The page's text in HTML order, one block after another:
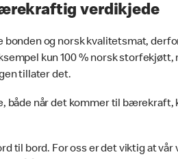
verdikjede
bonden og norsk kvalitetsmat,
kun 100 % norsk
tillater det.
både når det kommer til bærekraft,
til bord. For oss er det viktig at